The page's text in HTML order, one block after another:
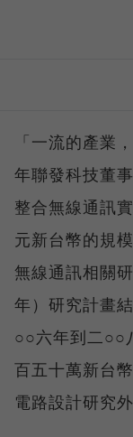
「一流的產業
年聯發科技董
整合無線通訊
元新台幣的規
無線通訊相關
年）研究計畫
○○六年到二○○
百五十萬新台
電路設計研究